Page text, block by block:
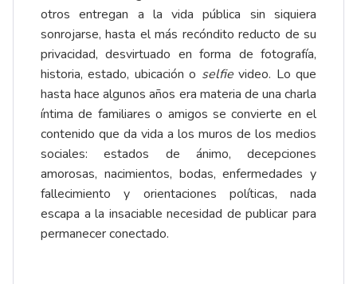
otros entregan a la vida pública sin siquiera
sonrojarse, hasta el más recóndito reducto de su
privacidad, desvirtuado en forma de fotografía,
historia, estado, ubicación o selfievideo. Lo que
hasta hace algunos años era materia de una charla
íntima de familiares o amigos se convierte en el
contenido que da vida a los muros de los medios
sociales: estados de ánimo, decepciones
amorosas, nacimientos, bodas, enfermedades y
fallecimiento y orientaciones políticas, nada
escapa a la insaciable necesidad de publicar para
permanecer conectado.